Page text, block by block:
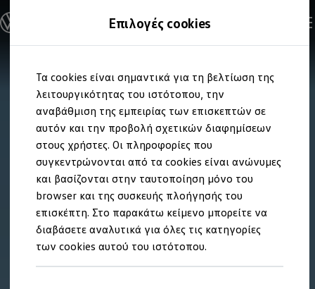
Επιλογές cookies
Τα cookies είναι σημαντικά για τη βελτίωση της
λειτουργικότητας του ιστότοπου, την
αναβάθμιση της εμπειρίας των επισκεπτών σε
αυτόν και την προβολή σχετικών διαφημίσεων
στους χρήστες. Οι πληροφορίες που
συγκεντρώνονται από τα cookies είναι ανώνυμες
και βασίζονται στην ταυτοποίηση μόνο του
browser και της συσκευής πλοήγησής του
επισκέπτη. Στο παρακάτω κείμενο μπορείτε να
διαβάσετε αναλυτικά για όλες τις κατηγορίες
των cookies αυτού του ιστότοπου.
στο
περιεχόμενο
στο
footer
Ανακαλύψτε τα Μοντέλα
Διαμορφώστε το Volkswagen σας
Επαγγελματικά Οχήματα Volkswagen
Ηλεκτρικά & eHybrid μοντέλα
Ηλεκτρικά μοντέλα
ID.3 Neo
Νέο ID. Polo
ID.4
ID.4 GTX
ID.5
ID.5 GTX
ID.7
ID.7 GTX
ID. Buzz
ID. Buzz Cargo
ID. CROSS
eHybrid μοντέλα
Golf GTE